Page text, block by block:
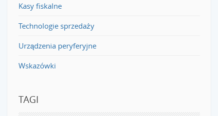
Kasy fiskalne
Technologie sprzedaży
Urządzenia peryferyjne
Wskazówki
TAGI